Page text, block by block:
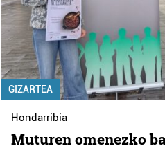
GIZARTEA
Hondarribia
Muturen omenezko